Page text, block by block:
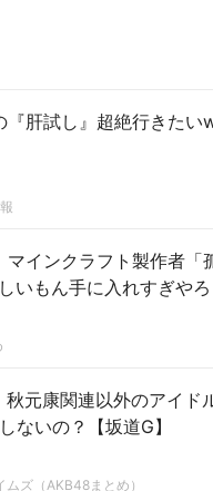
『肝試し』超絶行きた
マインクラフト製作者「
いもん手に入れすぎやろ
秋元康関連以外のアイド
ないの？【坂道G】
ズ（AKB48まとめ）